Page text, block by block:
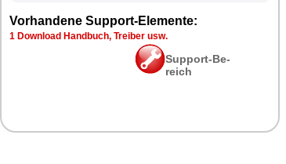
Vor­han­de­ne Sup­port-Ele­men­te:
1 Down­load Hand­buch, Trei­ber usw.
Sup­port-Be­
reich